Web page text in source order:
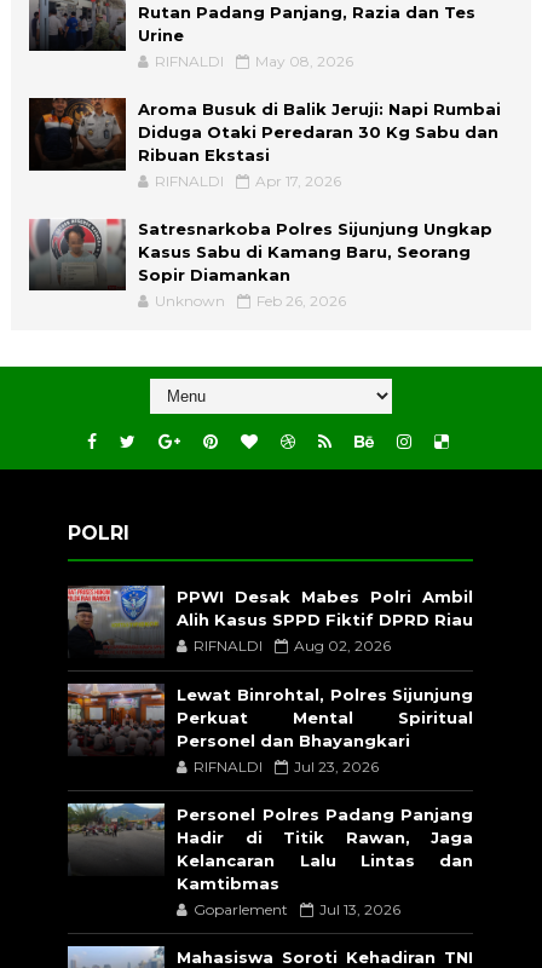
Rutan Padang Panjang, Razia dan Tes
Urine
RIFNALDI May 08, 2026
Aroma Busuk di Balik Jeruji: Napi Rumbai
Diduga Otaki Peredaran 30 Kg Sabu dan
Ribuan Ekstasi
RIFNALDI Apr 17, 2026
Satresnarkoba Polres Sijunjung Ungkap
Kasus Sabu di Kamang Baru, Seorang
Sopir Diamankan
Unknown Feb 26, 2026
POLRI
PPWI Desak Mabes Polri Ambil
Alih Kasus SPPD Fiktif DPRD Riau
RIFNALDI Aug 02, 2026
Lewat Binrohtal, Polres Sijunjung
Perkuat Mental Spiritual
Personel dan Bhayangkari
RIFNALDI Jul 23, 2026
Personel Polres Padang Panjang
Hadir di Titik Rawan, Jaga
Kelancaran Lalu Lintas dan
Kamtibmas
Goparlement Jul 13, 2026
Mahasiswa Soroti Kehadiran TNI